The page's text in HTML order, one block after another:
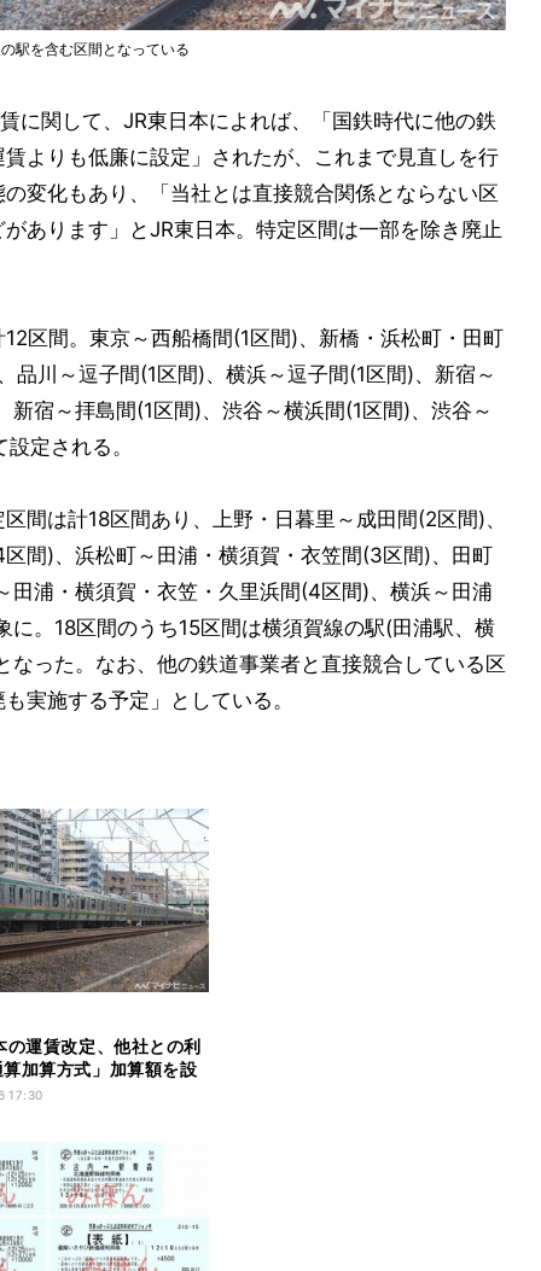
駅を含む区間となっている
に関して、JR東日本によれば、「国鉄時代に他の鉄
よりも低廉に設定」されたが、これまで見直しを行
変化もあり、「当社とは直接競合関係とならない区
あります」とJR東日本。特定区間は一部を除き廃止
区間。東京～西船橋間(1区間)、新橋・浜松町・田町
品川～逗子間(1区間)、横浜～逗子間(1区間)、新宿～
新宿～拝島間(1区間)、渋谷～横浜間(1区間)、渋谷～
定される。
間は計18区間あり、上野・日暮里～成田間(2区間)、
間)、浜松町～田浦・横須賀・衣笠間(3区間)、田町
田浦・横須賀・衣笠・久里浜間(4区間)、横浜～田浦
に。18区間のうち15区間は横須賀線の駅(田浦駅、横
った。なお、他の鉄道事業者と直接競合している区
実施する予定」としている。
の運賃改定、他社との利
算加算方式」加算額を設
17:30